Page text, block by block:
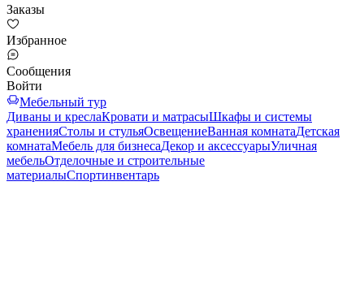
Заказы
Избранное
Сообщения
Войти
Мебельный тур
Диваны и креслаКровати и матрасыШкафы и системы
храненияСтолы и стульяОсвещениеВанная комнатаДетская
комнатаМебель для бизнесаДекор и аксессуарыУличная
мебельОтделочные и строительные
материалыСпортинвентарь